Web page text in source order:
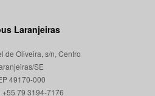
Laranjeiras
de Oliveira, s/n, Centro
SE
49170-000